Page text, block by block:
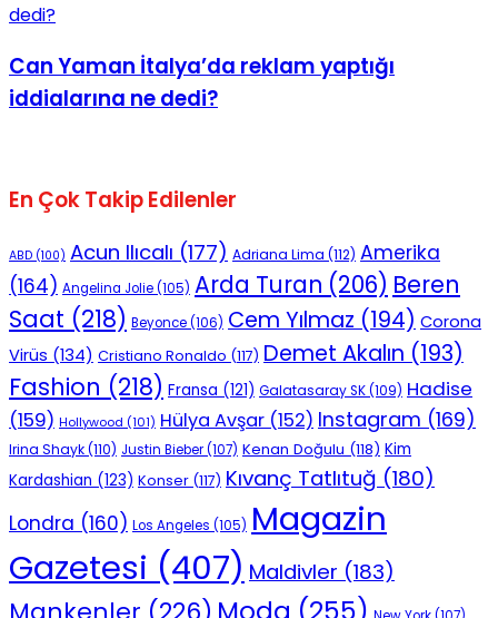
Can Yaman İtalya’da reklam yaptığı
iddialarına ne dedi?
En Çok Takip Edilenler
ABD (100) Acun Ilıcalı (177) Adriana Lima (112) Amerika
(164) Angelina Jolie(105) Arda Turan (206) Beren
Saat (218) Beyonce(106) Cem Yılmaz (194) Corona
Virüs (134) Cristiano Ronaldo (117) Demet Akalın (193)
Fashion (218) Fransa (121) Galatasaray SK(109) Hadise
(159) Hollywood (101) Hülya Avşar (152) Instagram (169)
Irina Shayk(110) Justin Bieber(107) Kenan Doğulu (118) Kim
Kardashian (123) Konser (117) Kıvanç Tatlıtuğ (180)
Londra (160) Los Angeles (105) Magazin
Gazetesi (407) Maldivler (183)